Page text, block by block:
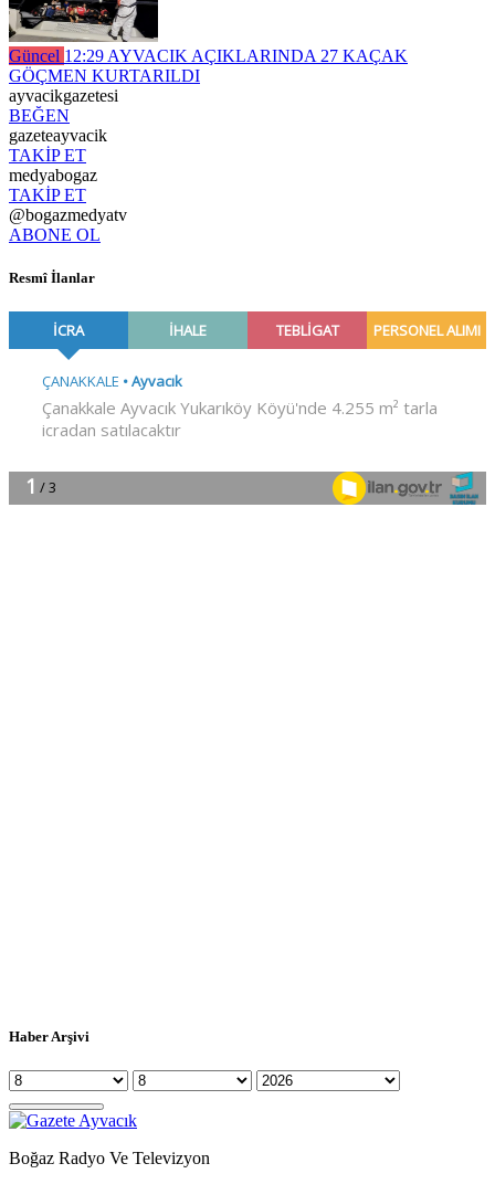
Güncel 12:29 AYVACIK AÇIKLARINDA 27 KAÇAK
GÖÇMEN KURTARILDI
ayvacikgazetesi
BEĞEN
gazeteayvacik
TAKİP ET
medyabogaz
TAKİP ET
@bogazmedyatv
ABONE OL
Resmî İlanlar
Haber Arşivi
Boğaz Radyo Ve Televizyon